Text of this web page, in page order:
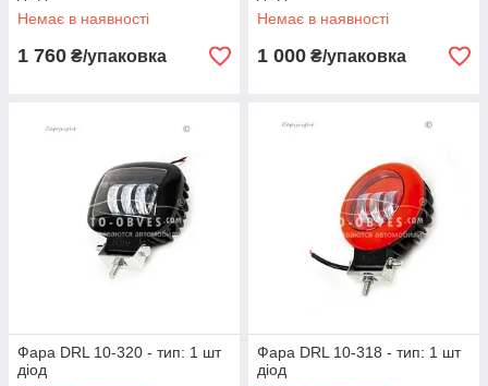
Немає в наявності
1 760 ₴/упаковка
Немає в наявності
1 000 ₴/упаковка
Фара DRL 10-320 - тип: 1 шт
діод
Фара DRL 10-318 - тип: 1 шт
діод